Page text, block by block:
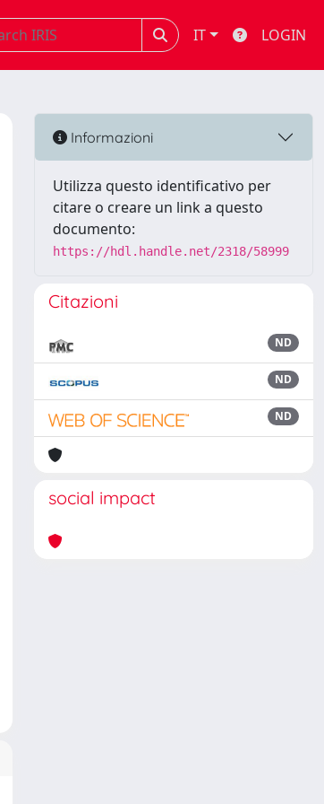
IT LOGIN
Informazioni
Utilizza questo identificativo per
citare o creare un link a questo
documento:
https://hdl.handle.net/2318/58999
Citazioni
ND
ND
ND
social impact